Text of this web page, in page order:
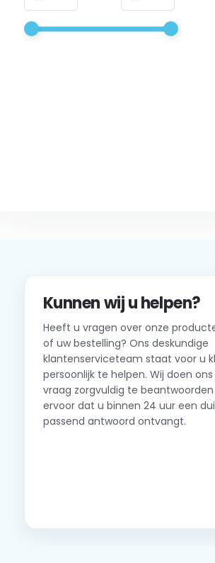
Kunnen wij u helpen?
Heeft u vragen over onze
of uw bestelling? Ons deskundige
klantenserviceteam staat voor u
persoonlijk te helpen. Wij doen
vraag zorgvuldig te
ervoor dat u binnen 24 uur een
passend antwoord ontvangt.